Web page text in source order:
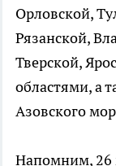
Орловской,
Рязанской,
Тверской,
областями, а
Азовского
Напомним, 26